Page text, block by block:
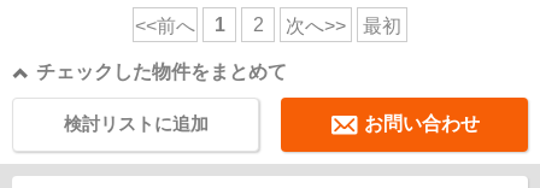
<<前へ 1 2 次へ>> 最初
チェックした物件をまとめて
お問い合わせ
検討リストに追加